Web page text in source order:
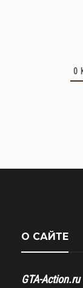
0
О САЙТЕ
GTA-Action.ru